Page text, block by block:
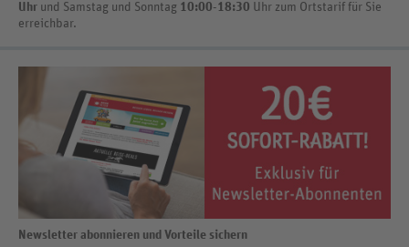
Uhr und Samstag und Sonntag 10:00-18:30 Uhr zum Ortstarif für Sie
erreichbar.
Newsletter abonnieren und Vorteile sichern